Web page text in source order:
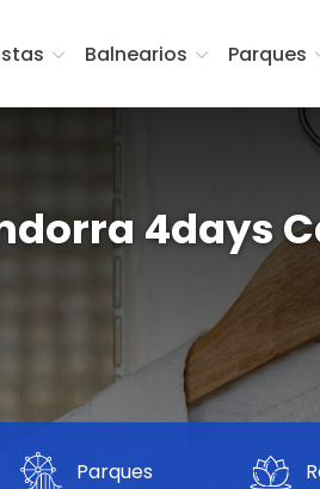
Balnearios Parques
4days
Parques